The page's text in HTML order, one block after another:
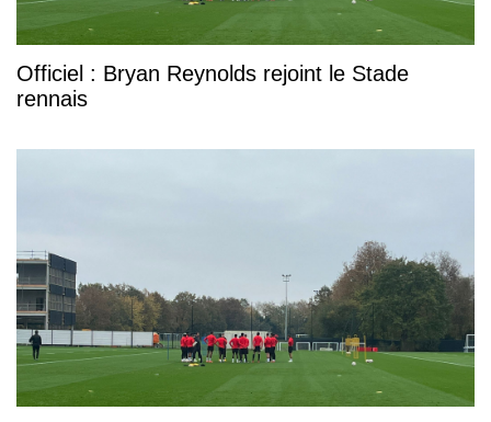
Officiel : Bryan Reynolds rejoint le Stade
rennais